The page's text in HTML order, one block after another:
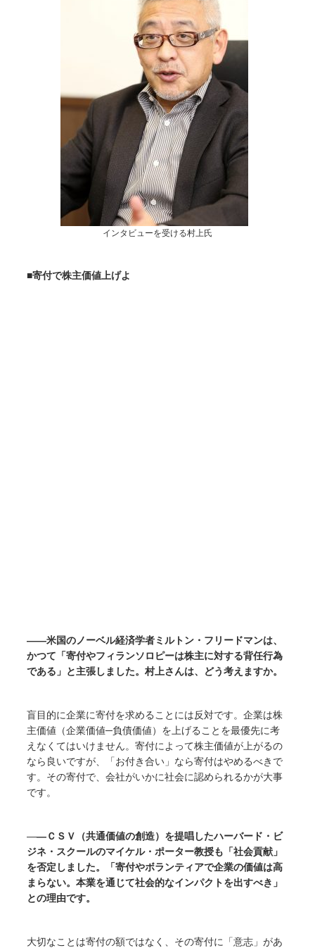
インタビューを受ける村上氏
■寄付で株主価値上げよ
――米国のノーベル経済学者ミルトン・フリードマンは、
かつて「寄付やフィランソロピーは株主に対する背任行為
である」と主張しました。村上さんは、どう考えますか。
盲目的に企業に寄付を求めることには反対です。企業は株
主価値（企業価値─負債価値）を上げることを最優先に考
えなくてはいけません。寄付によって株主価値が上がるの
なら良いですが、「お付き合い」なら寄付はやめるべきで
す。その寄付で、会社がいかに社会に認められるかが大事
です。
――ＣＳＶ（共通価値の創造）を提唱したハーバード・ビ
ジネ・スクールのマイケル・ポーター教授も「社会貢献」
を否定しました。「寄付やボランティアで企業の価値は高
まらない。本業を通じて社会的なインパクトを出すべき」
との理由です。
大切なことは寄付の額ではなく、その寄付に「意志」があ